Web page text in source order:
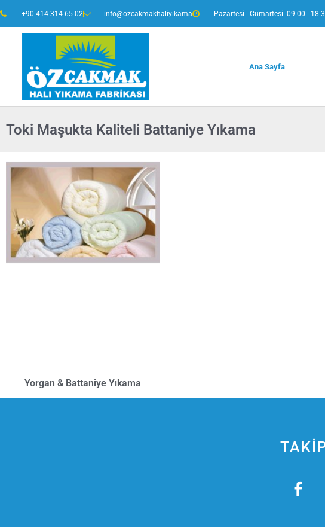
+90 414 314 65 02 info@ozcakmakhaliyikama Pazartesi - Cumartesi: 09:00 -
Ana Sayfa
Toki Maşukta Kaliteli Battaniye Yıkama
Yorgan & Battaniye Yıkama